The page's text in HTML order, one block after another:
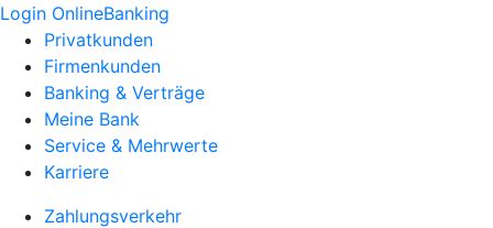
Login OnlineBanking
Privatkunden
Firmenkunden
Banking & Verträge
Meine Bank
Service & Mehrwerte
Karriere
Zahlungsverkehr